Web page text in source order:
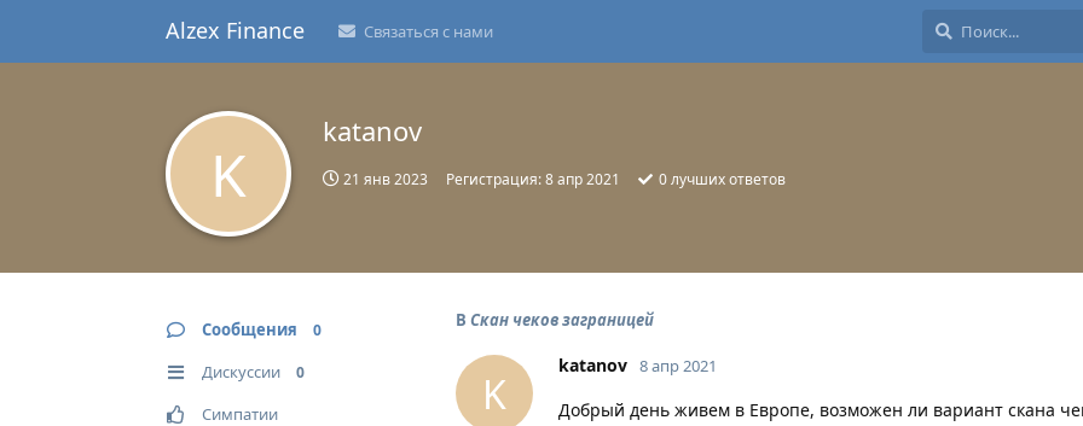
Alzex Finance Связаться с нами
K
katanov
21 янв 2023 Регистрация:8 апр 2021 0лучших ответов
Сообщения 0
Дискуссии 0
Симпатии
В Скан чеков заграницей
K
katanov 8 апр 2021
Добрый день живем в Европе, возможен ли вариант скана